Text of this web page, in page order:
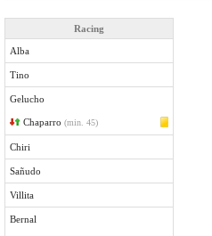
Racing
Alba
Tino
Gelucho
Chaparro (min. 45)
Chiri
Sañudo
Villita
Bernal